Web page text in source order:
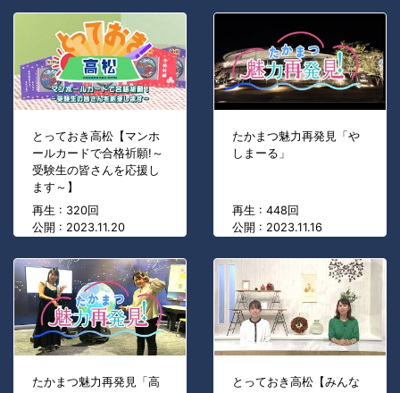
とっておき高松【マンホ
ールカードで合格祈願!～
受験生の皆さんを応援し
ます～】
再生 : 320回
公開 : 2023.11.20
たかまつ魅力再発見「や
しまーる」
再生 : 448回
公開 : 2023.11.16
たかまつ魅力再発見「高
とっておき高松【みんな